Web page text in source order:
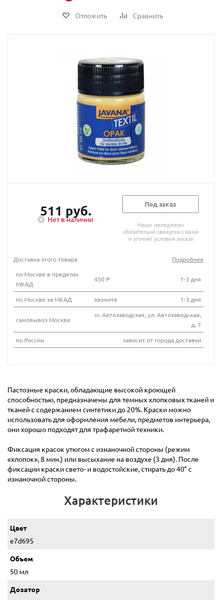
Отложить Сравнить
511 руб.
Нет в наличии
Под заказ
Наши менеджеры
обязательно свяжутся с вами
и уточнят условия заказа
Доставка этого товара
Подробнее
по Москве в пределах
МКАД
450 Р 1-3 дня
по Москве за МКАД звоните 1-3 дня
самовывоз Москва
м. Автозаводская, ул. Автозаводская,
д. 7
по России
зависит от города доставки
Пастозные краски, обладающие высокой кроющей
способностью, предназначены для темных хлопковых тканей и
тканей с содержанием синтетики до 20%. Краски можно
использовать для оформления мебели, предметов интерьера,
они хорошо подходят для трафаретной техники.
Фиксация красок утюгом с изнаночной стороны (режим
«хлопок», 8 мин.) или высыхание на воздухе (3 дня). После
фиксации краски свето- и водостойские, стирать до 40° с
изнаночной стороны.
Характеристики
Цвет
e7d695
Объем
50 мл
Дозатор